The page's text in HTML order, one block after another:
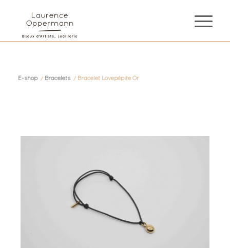
E-shop / Bracelets / Bracelet Lovepépite Or